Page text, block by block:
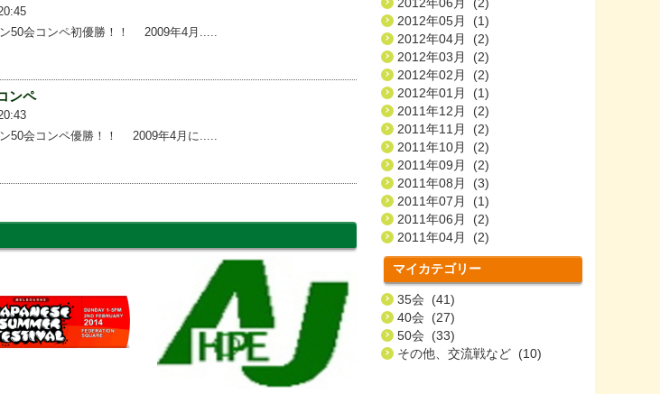
50会コンペ初優勝！！ 2009年4月.....
ンペ
50会コンペ優勝！！ 2009年4月に.....
2012年06月 (2)
2012年05月 (1)
2012年04月 (2)
2012年03月 (2)
2012年02月 (2)
2012年01月 (1)
2011年12月 (2)
2011年11月 (2)
2011年10月 (2)
2011年09月 (2)
2011年08月 (3)
2011年07月 (1)
2011年06月 (2)
2011年04月 (2)
マイカテゴリー
35会 (41)
40会 (27)
50会 (33)
その他、交流戦など (10)